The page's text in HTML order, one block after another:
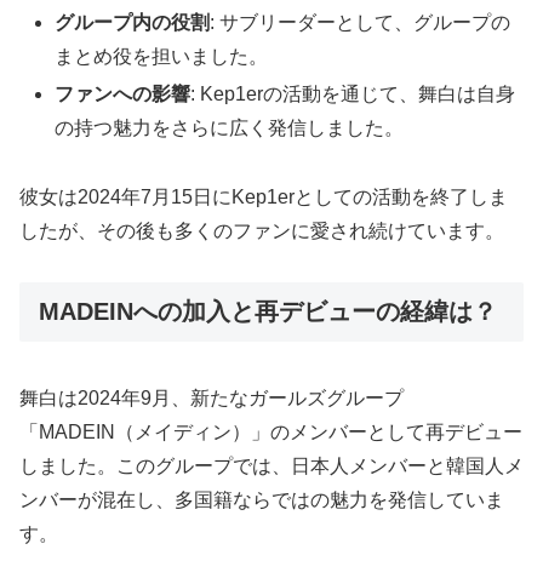
グループ内の役割: サブリーダーとして、グループの
まとめ役を担いました。
ファンへの影響: Kep1erの活動を通じて、舞白は自身
の持つ魅力をさらに広く発信しました。
彼女は2024年7月15日にKep1erとしての活動を終了しま
したが、その後も多くのファンに愛され続けています。
MADEINへの加入と再デビューの経緯は？
舞白は2024年9月、新たなガールズグループ
「MADEIN（メイディン）」のメンバーとして再デビュー
しました。このグループでは、日本人メンバーと韓国人メ
ンバーが混在し、多国籍ならではの魅力を発信していま
す。